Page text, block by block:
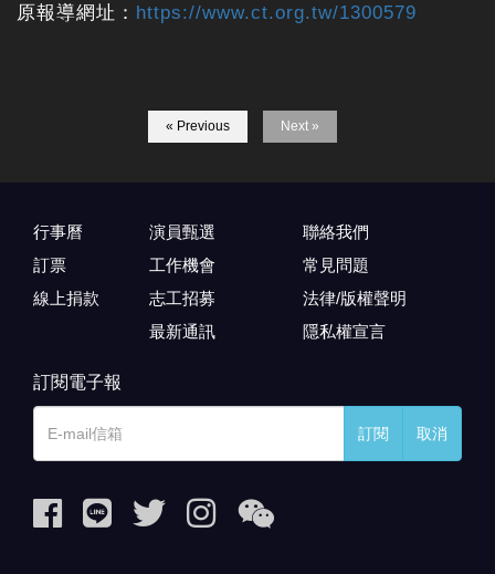
原報導網址： https://www.ct.org.tw/1300579
« Previous Next »
行事曆
訂票
線上捐款
演員甄選
工作機會
志工招募
最新通訊
聯絡我們
常見問題
法律/版權聲明
隱私權宣言
訂閱電子報
訂閱 取消